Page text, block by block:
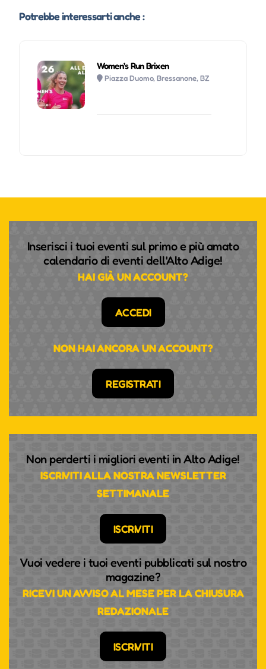
Potrebbe interessarti anche :
Women’s Run Brixen
Piazza Duomo, Bressanone, BZ
Inserisci i tuoi eventi sul primo e più amato
calendario di eventi dell'Alto Adige!
HAI GIÀ UN ACCOUNT?
ACCEDI
NON HAI ANCORA UN ACCOUNT?
REGISTRATI
Non perderti i migliori eventi in Alto Adige!
ISCRIVITI ALLA NOSTRA NEWSLETTER
SETTIMANALE
ISCRIVITI
Vuoi vedere i tuoi eventi pubblicati sul nostro
magazine?
RICEVI UN AVVISO AL MESE PER LA CHIUSURA
REDAZIONALE
ISCRIVITI